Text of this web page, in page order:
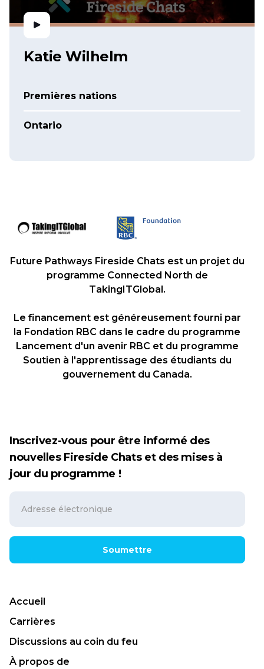
Katie Wilhelm
Premières nations
Ontario
Future Pathways Fireside Chats est un projet du
programme Connected North de
TakingITGlobal.
Le financement est généreusement fourni par
la Fondation RBC dans le cadre du programme
Lancement d'un avenir RBC et du programme
Soutien à l'apprentissage des étudiants du
gouvernement du Canada.
Inscrivez-vous pour être informé des
nouvelles Fireside Chats et des mises à
jour du programme !
Soumettre
Accueil
Carrières
Discussions au coin du feu
À propos de